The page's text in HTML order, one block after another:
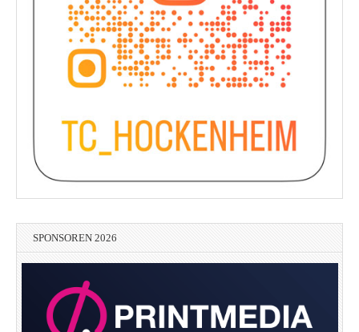
SPONSOREN 2026